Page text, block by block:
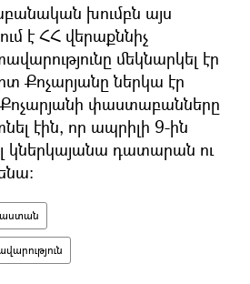
խումբն այս
է ՀՀ վերաքննիչ
մեկնարկել էր
Քոչարյանը ներկա էր
փաստաբանները
էին, որ ապրիլի 9-ին
կներկայանա դատարան ու